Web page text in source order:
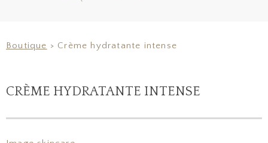
Boutique > Crème hydratante intense
CRÈME HYDRATANTE INTENSE